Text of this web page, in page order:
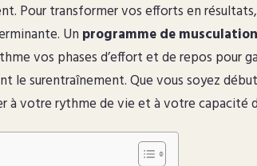
Pour transformer vos efforts en
Un programme de musculation
vos phases d’effort et de repos pour
le surentraînement. Que vous soyez
à votre rythme de vie et à votre capacité